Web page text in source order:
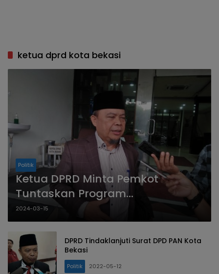
ketua dprd kota bekasi
Politik
Ketua DPRD Minta Pemkot
Tuntaskan Program
Pengendalian Banjir
2024-03-15
DPRD Tindaklanjuti Surat DPD PAN Kota
Bekasi
Politik 2022-05-12